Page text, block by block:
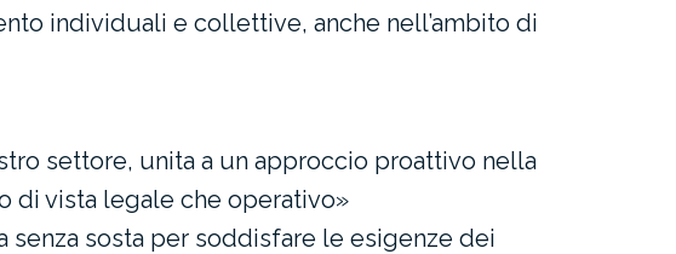
individuali e collettive, anche nell’ambito di
settore, unita a un approccio proattivo nella
di vista legale che operativo»
senza sosta per soddisfare le esigenze dei